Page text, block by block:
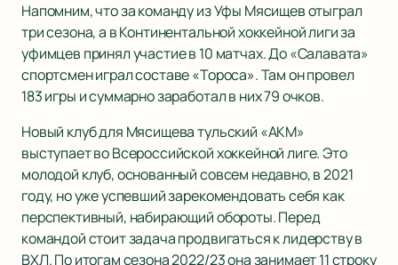
Напомним, что за команду из Уфы Мясищев отыграл
три сезона, а в Континентальной хоккейной лиги за
уфимцев принял участие в 10 матчах. До «Салавата»
спортсмен играл составе «Тороса». Там он провел
183 игры и суммарно заработал в них 79 очков.
Новый клуб для Мясищева тульский «АКМ»
выступает во Всероссийской хоккейной лиге. Это
молодой клуб, основанный совсем недавно, в 2021
году, но уже успевший зарекомендовать себя как
перспективный, набирающий обороты. Перед
командой стоит задача продвигаться к лидерству в
ВХЛ. По итогам сезона 2022/23 она занимает 11 строку